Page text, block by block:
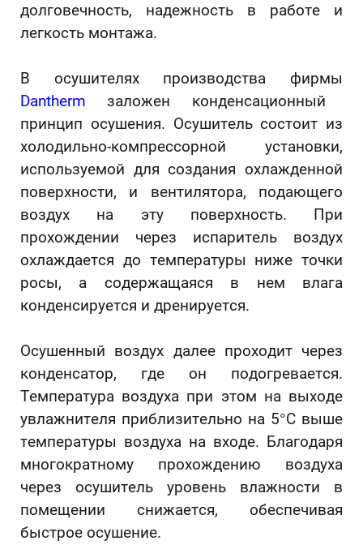
долговечность, надежность в работе и
легкость монтажа.
В осушителях производства фирмы
Dantherm заложен конденсационный
принцип осушения. Осушитель состоит из
холодильно-компрессорной установки,
используемой для создания охлажденной
поверхности, и вентилятора, подающего
воздух на эту поверхность. При
прохождении через испаритель воздух
охлаждается до температуры ниже точки
росы, а содержащаяся в нем влага
конденсируется и дренируется.
Осушенный воздух далее проходит через
конденсатор, где он подогревается.
Температура воздуха при этом на выходе
увлажнителя приблизительно на 5°С выше
температуры воздуха на входе. Благодаря
многократному прохождению воздуха
через осушитель уровень влажности в
помещении снижается, обеспечивая
быстрое осушение.